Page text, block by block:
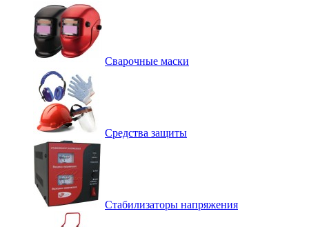
Сварочные маски
Средства защиты
Стабилизаторы напряжения